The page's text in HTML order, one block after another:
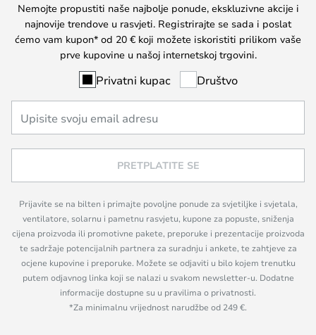
Nemojte propustiti naše najbolje ponude, ekskluzivne akcije i
najnovije trendove u rasvjeti. Registrirajte se sada i poslat
ćemo vam kupon* od 20 € koji možete iskoristiti prilikom vaše
prve kupovine u našoj internetskoj trgovini.
Privatni kupac Društvo
PRETPLATITE SE
Prijavite se na bilten i primajte povoljne ponude za svjetiljke i svjetala,
ventilatore, solarnu i pametnu rasvjetu, kupone za popuste, sniženja
cijena proizvoda ili promotivne pakete, preporuke i prezentacije proizvoda
te sadržaje potencijalnih partnera za suradnju i ankete, te zahtjeve za
ocjene kupovine i preporuke. Možete se odjaviti u bilo kojem trenutku
putem odjavnog linka koji se nalazi u svakom newsletter-u. Dodatne
informacije dostupne su u pravilima o privatnosti.
*Za minimalnu vrijednost narudžbe od 249 €.